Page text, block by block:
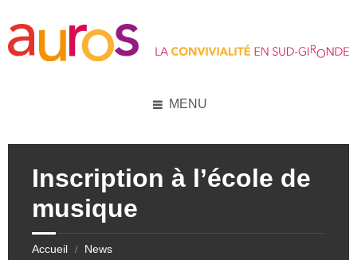
content
left
sidebar
right
sidebar
footer
MENU
Inscription à l’école de
musique
Accueil / News